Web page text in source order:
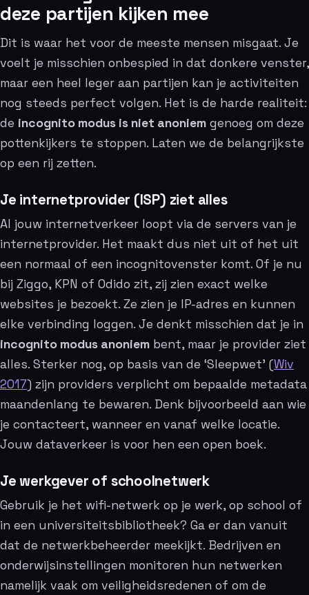
deze partijen kijken mee
Dit is waar het voor de meeste mensen misgaat. Je
voelt je misschien onbespied in dat donkere venster,
maar een heel leger aan partijen kan je activiteiten
nog steeds perfect volgen. Het is de harde realiteit:
de incognito modus is niet anoniem genoeg om deze
pottenkijkers te stoppen. Laten we de belangrijkste
op een rij zetten.
Je internetprovider (ISP) ziet alles
Al jouw internetverkeer loopt via de servers van je
internetprovider. Het maakt dus niet uit of het uit
een normaal of een incognitovenster komt. Of je nu
bij Ziggo, KPN of Odido zit, zij zien exact welke
websites je bezoekt. Ze zien je IP-adres en kunnen
elke verbinding loggen. Je denkt misschien dat je in
incognito modus anoniem bent, maar je provider ziet
alles. Sterker nog, op basis van de ‘Sleepwet’ (Wiv
2017) zijn providers verplicht om bepaalde metadata
maandenlang te bewaren. Denk bijvoorbeeld aan wie
je contacteert, wanneer en vanaf welke locatie.
Jouw dataverkeer is voor hen een open boek.
Je werkgever of schoolnetwerk
Gebruik je het wifi-netwerk op je werk, op school of
in een universiteitsbibliotheek? Ga er dan vanuit
dat de netwerkbeheerder meekijkt. Bedrijven en
onderwijsinstellingen monitoren hun netwerken
namelijk vaak om veiligheidsredenen of om de